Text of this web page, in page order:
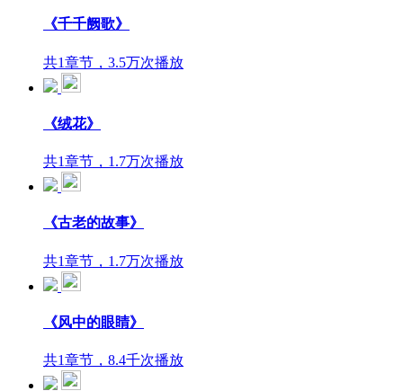
《千千阙歌》
共1章节，3.5万次播放
《绒花》
共1章节，1.7万次播放
《古老的故事》
共1章节，1.7万次播放
《风中的眼睛》
共1章节，8.4千次播放